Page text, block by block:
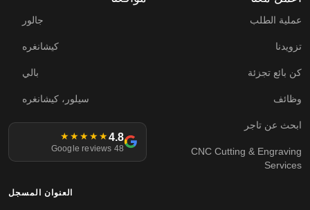
عملية الطلب
تزويدنا
كن بائع تجزئة
وظائف
ابحث عن تاجر
CNC Cutting & Engraving
Services
جالور
كيشانغره
بالي
سيلور، كيشانغره
4.8
★★★★★
48 Google reviews
العنوان المسجل